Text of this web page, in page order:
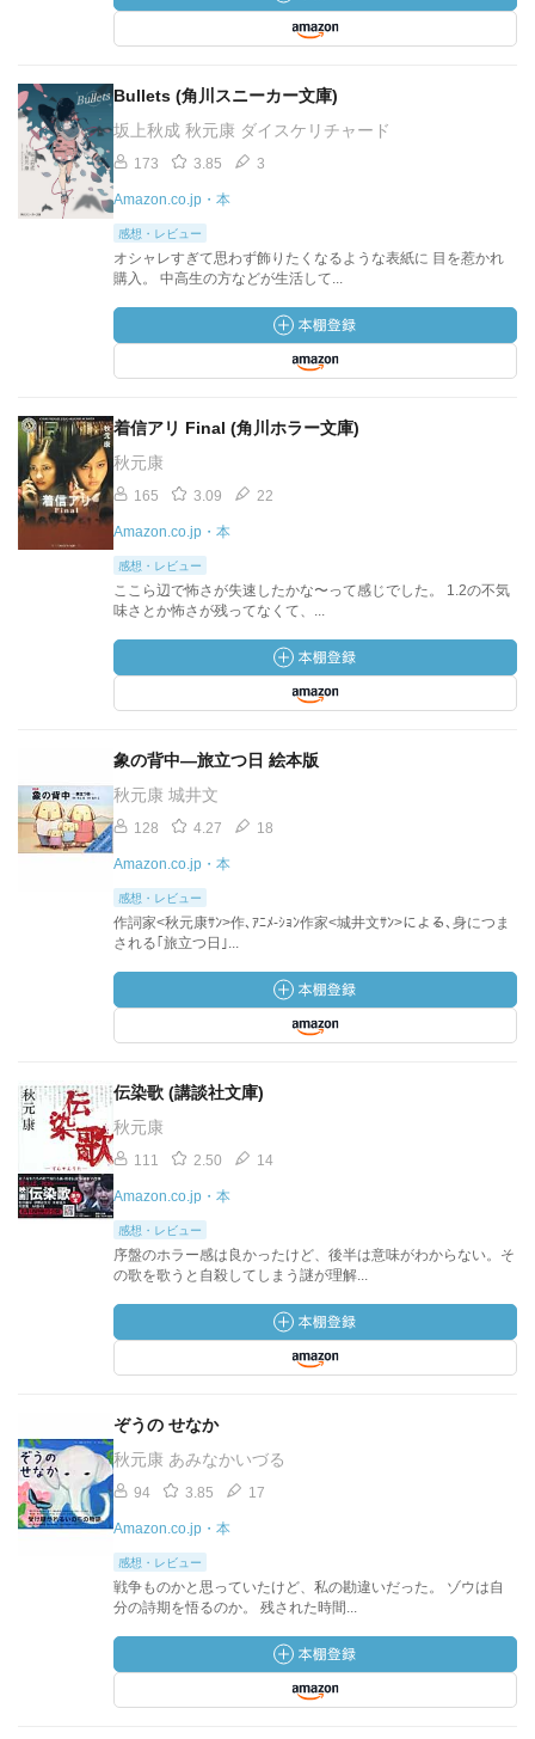
Bullets (角川スニーカー文庫)
坂上秋成 秋元康 ダイスケリチャード
173 3.85 3
Amazon.co.jp・本
感想・レビュー
オシャレすぎて思わず飾りたくなるような表紙に 目を惹かれ
購入。 中高生の方などが生活して...
着信アリ Final (角川ホラー文庫)
秋元康
165 3.09 22
Amazon.co.jp・本
感想・レビュー
ここら辺で怖さが失速したかな〜って感じでした。 1.2の不気
味さとか怖さが残ってなくて、...
象の背中―旅立つ日 絵本版
秋元康 城井文
128 4.27 18
Amazon.co.jp・本
感想・レビュー
作詞家<秋元康ｻﾝ>作､ｱﾆﾒ-ｼｮﾝ作家<城井文ｻﾝ>による､身につま
される｢旅立つ日｣...
伝染歌 (講談社文庫)
秋元康
111 2.50 14
Amazon.co.jp・本
感想・レビュー
序盤のホラー感は良かったけど、後半は意味がわからない。そ
の歌を歌うと自殺してしまう謎が理解...
ぞうの せなか
秋元康 あみなかいづる
94 3.85 17
Amazon.co.jp・本
感想・レビュー
戦争ものかと思っていたけど、私の勘違いだった。 ゾウは自
分の詩期を悟るのか。 残された時間...